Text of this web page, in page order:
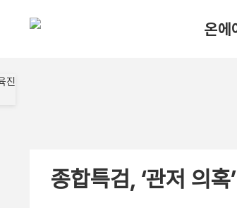
온에
종합특검, ‘관저 의